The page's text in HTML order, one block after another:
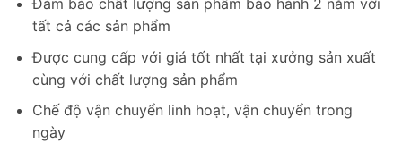
Đảm bảo chất lượng sản phẩm bảo hành 2 năm với
tất cả các sản phẩm
Được cung cấp với giá tốt nhất tại xưởng sản xuất
cùng với chất lượng sản phẩm
Chế độ vận chuyển linh hoạt, vận chuyển trong
ngày